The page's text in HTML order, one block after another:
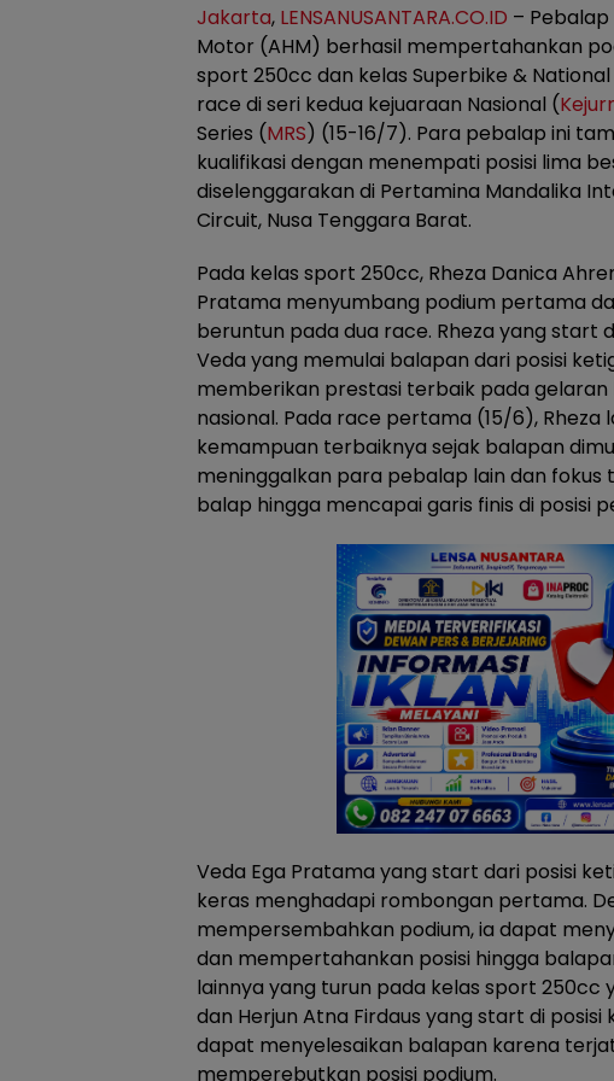
Jakarta, LENSANUSANTARA.CO.ID –
Motor (AHM) berhasil mempertahankan
sport 250cc dan kelas Superbike &
race di seri kedua kejuaraan Nasional (
Series (MRS) (15-16/7). Para pebalap ini
kualifikasi dengan menempati posisi lima
diselenggarakan di Pertamina Mandalika
Circuit, Nusa Tenggara Barat.
Pada kelas sport 250cc, Rheza Danica
Pratama menyumbang podium pertama
beruntun pada dua race. Rheza yang start
Veda yang memulai balapan dari posisi
memberikan prestasi terbaik pada
nasional. Pada race pertama (15/6), Rheza
kemampuan terbaiknya sejak balapan
meninggalkan para pebalap lain dan fokus
balap hingga mencapai garis finis di posisi
Veda Ega Pratama yang start dari posisi
keras menghadapi rombongan pertama.
mempersembahkan podium, ia dapat
dan mempertahankan posisi hingga
lainnya yang turun pada kelas sport 250cc
dan Herjun Atna Firdaus yang start di
dapat menyelesaikan balapan karena
memperebutkan posisi podium.